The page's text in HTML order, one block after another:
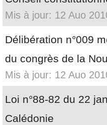
Mis à jour: 12 Auo
Délibération n°009
du congrès de la
Mis à jour: 12 Auo
Loi n°88-82 du 22
Calédonie